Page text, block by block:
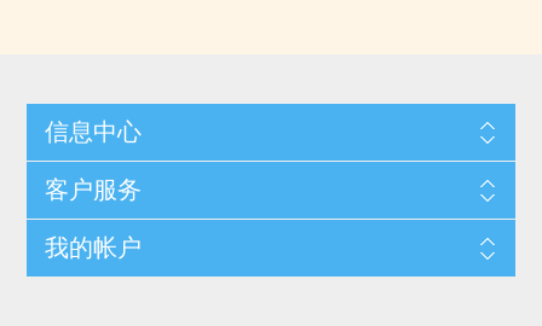
信息中心
客户服务
我的帐户